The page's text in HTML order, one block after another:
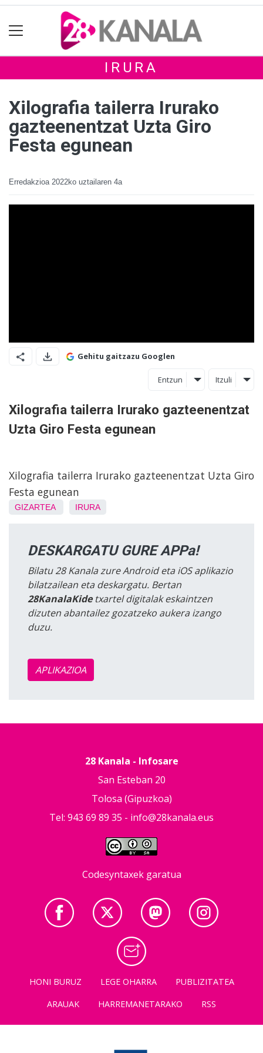
IRURA
Xilografia tailerra Irurako
gazteenentzat Uzta Giro
Festa egunean
Erredakzioa 2022ko uztailaren 4a
Gehitu gaitzazu Googlen
Entzun Itzuli
Xilografia tailerra Irurako gazteenentzat
Uzta Giro Festa egunean
Xilografia tailerra Irurako gazteenentzat Uzta Giro
Festa egunean
GIZARTEA IRURA
DESKARGATU GURE APPa!
Bilatu 28 Kanala zure Android eta iOS aplikazio
bilatzailean eta deskargatu. Bertan
28KanalaKidetxartel digitalak eskaintzen
dizuten abantailez gozatzeko aukera izango
duzu.
APLIKAZIOA
28 Kanala - Infosare
San Esteban 20
Tolosa (Gipuzkoa)
Tel: 943 69 89 35 - info@28kanala.eus
Codesyntaxek garatua
HONI BURUZ LEGE OHARRA
PUBLIZITATEA
ARAUAK
HARREMANETARAKO RSS